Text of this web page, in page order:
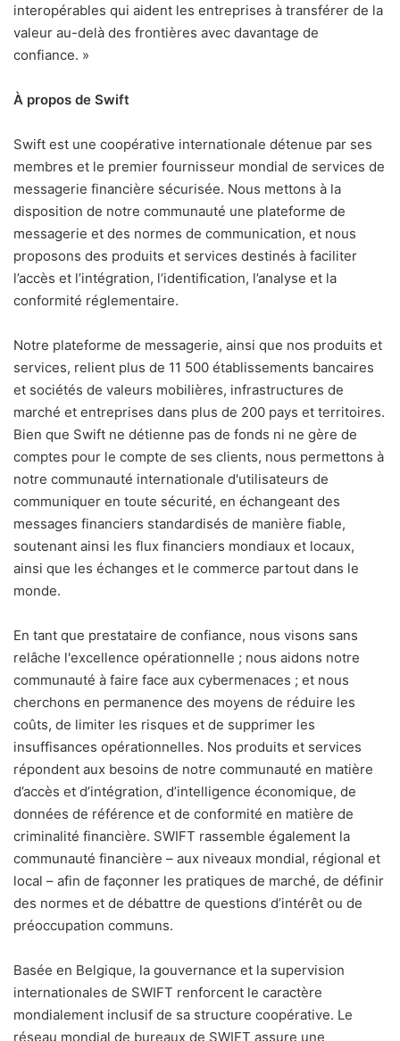
interopérables qui aident les entreprises à transférer de la
valeur au-delà des frontières avec davantage de
confiance. »
À propos de Swift
Swift est une coopérative internationale détenue par ses
membres et le premier fournisseur mondial de services de
messagerie financière sécurisée. Nous mettons à la
disposition de notre communauté une plateforme de
messagerie et des normes de communication, et nous
proposons des produits et services destinés à faciliter
l’accès et l’intégration, l’identification, l’analyse et la
conformité réglementaire.
Notre plateforme de messagerie, ainsi que nos produits et
services, relient plus de 11 500 établissements bancaires
et sociétés de valeurs mobilières, infrastructures de
marché et entreprises dans plus de 200 pays et territoires.
Bien que Swift ne détienne pas de fonds ni ne gère de
comptes pour le compte de ses clients, nous permettons à
notre communauté internationale d'utilisateurs de
communiquer en toute sécurité, en échangeant des
messages financiers standardisés de manière fiable,
soutenant ainsi les flux financiers mondiaux et locaux,
ainsi que les échanges et le commerce partout dans le
monde.
En tant que prestataire de confiance, nous visons sans
relâche l'excellence opérationnelle ; nous aidons notre
communauté à faire face aux cybermenaces ; et nous
cherchons en permanence des moyens de réduire les
coûts, de limiter les risques et de supprimer les
insuffisances opérationnelles. Nos produits et services
répondent aux besoins de notre communauté en matière
d’accès et d’intégration, d’intelligence économique, de
données de référence et de conformité en matière de
criminalité financière. SWIFT rassemble également la
communauté financière – aux niveaux mondial, régional et
local – afin de façonner les pratiques de marché, de définir
des normes et de débattre de questions d’intérêt ou de
préoccupation communs.
Basée en Belgique, la gouvernance et la supervision
internationales de SWIFT renforcent le caractère
mondialement inclusif de sa structure coopérative. Le
réseau mondial de bureaux de SWIFT assure une